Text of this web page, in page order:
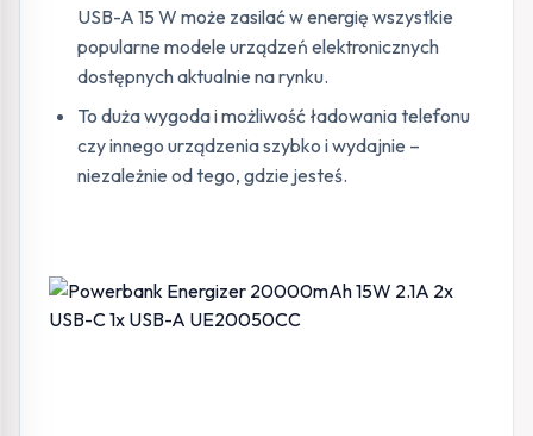
USB-A 15 W może zasilać w energię wszystkie
popularne modele urządzeń elektronicznych
dostępnych aktualnie na rynku.
To duża wygoda i możliwość ładowania telefonu
czy innego urządzenia szybko i wydajnie –
niezależnie od tego, gdzie jesteś.